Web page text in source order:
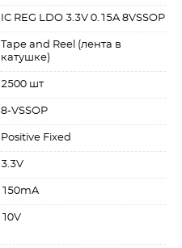
IC REG LDO 3.3V 0.15A 8VSSOP
Tape and Reel (лента в
катушке)
2500 шт
8-VSSOP
Positive Fixed
3.3V
150mA
10V